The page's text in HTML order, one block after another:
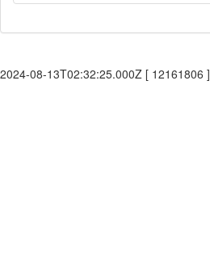
2024-08-13T02:32:25.000Z [ 12161806 ]